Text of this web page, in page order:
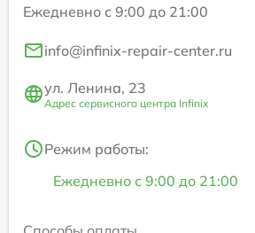
Ежедневно с 9:00 до 21:00
info@infinix-repair-center.ru
ул. Ленина, 23
Адрес сервисного центра Infinix
Режим работы:
Ежедневно с 9:00 до 21:00